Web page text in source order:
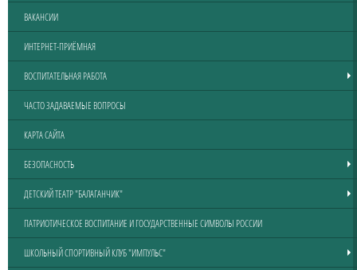
ВАКАНСИИ
ИНТЕРНЕТ-ПРИЁМНАЯ
ВОСПИТАТЕЛЬНАЯ РАБОТА
ЧАСТО ЗАДАВАЕМЫЕ ВОПРОСЫ
КАРТА САЙТА
БЕЗОПАСНОСТЬ
ДЕТСКИЙ ТЕАТР "БАЛАГАНЧИК"
ПАТРИОТИЧЕСКОЕ ВОСПИТАНИЕ И ГОСУДАРСТВЕННЫЕ СИМВОЛЫ РОССИИ
ШКОЛЬНЫЙ СПОРТИВНЫЙ КЛУБ "ИМПУЛЬС"